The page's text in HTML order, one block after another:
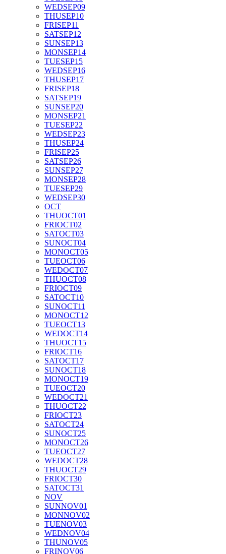
WEDSEP09
THUSEP10
FRISEP11
SATSEP12
SUNSEP13
MONSEP14
TUESEP15
WEDSEP16
THUSEP17
FRISEP18
SATSEP19
SUNSEP20
MONSEP21
TUESEP22
WEDSEP23
THUSEP24
FRISEP25
SATSEP26
SUNSEP27
MONSEP28
TUESEP29
WEDSEP30
OCT
THUOCT01
FRIOCT02
SATOCT03
SUNOCT04
MONOCT05
TUEOCT06
WEDOCT07
THUOCT08
FRIOCT09
SATOCT10
SUNOCT11
MONOCT12
TUEOCT13
WEDOCT14
THUOCT15
FRIOCT16
SATOCT17
SUNOCT18
MONOCT19
TUEOCT20
WEDOCT21
THUOCT22
FRIOCT23
SATOCT24
SUNOCT25
MONOCT26
TUEOCT27
WEDOCT28
THUOCT29
FRIOCT30
SATOCT31
NOV
SUNNOV01
MONNOV02
TUENOV03
WEDNOV04
THUNOV05
FRINOV06